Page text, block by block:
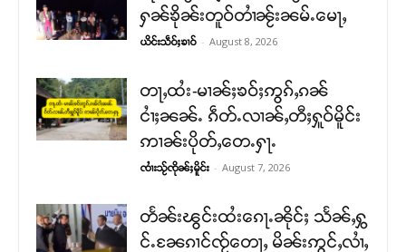
ႁၼ်ၶိုၼ်းတူဝ်တၢႆၼႂ်းၼမ်ႉမေႃႇ
ယိင်းသဵဝ်ႈၶၢဝ် - August 8, 2026
တႃႇထႆး-မၢၼ်ႈၶဝ်ႈဢွၵ်ႇၵၼ်
ငၢႆႈၼၼ်ႉ ၵဵတ်ႉလၢၼ်ႇတီႈႁူဝ်မိူင်း
ဢၢၼ်းပိုတ်ႇတေႉႁႃႉ
ၸၢႆးသႂ်ၸိုၼ်ႈမိူင်း - August 7, 2026
တႅၼ်းၽွင်းထႆးၵေႃႉၼိုင်ႈ သႅၼ်ႇႁွ
င်ႉၼႄၵၢင်ၸႂ်တေႃႇ မိၼ်းဢွင်ႇလၢႆႇ